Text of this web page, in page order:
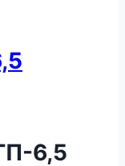
6,5